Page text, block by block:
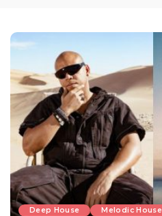
Deep House Melodic House